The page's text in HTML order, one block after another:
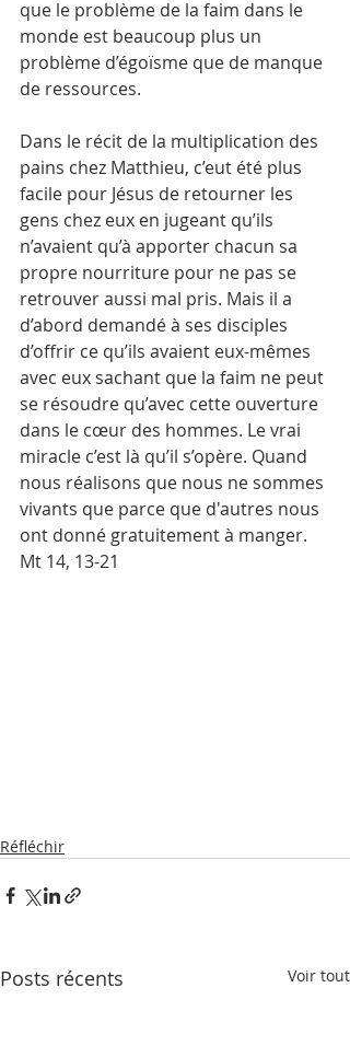
que le problème de la faim dans le
monde est beaucoup plus un
problème d’égoïsme que de manque
de ressources.
Dans le récit de la multiplication des
pains chez Matthieu, c’eut été plus
facile pour Jésus de retourner les
gens chez eux en jugeant qu’ils
n’avaient qu’à apporter chacun sa
propre nourriture pour ne pas se
retrouver aussi mal pris. Mais il a
d’abord demandé à ses disciples
d’offrir ce qu’ils avaient eux-mêmes
avec eux sachant que la faim ne peut
se résoudre qu’avec cette ouverture
dans le cœur des hommes. Le vrai
miracle c’est là qu’il s’opère. Quand
nous réalisons que nous ne sommes
vivants que parce que d'autres nous
ont donné gratuitement à manger.
Mt 14, 13-21
Réfléchir
Posts récents Voir tout